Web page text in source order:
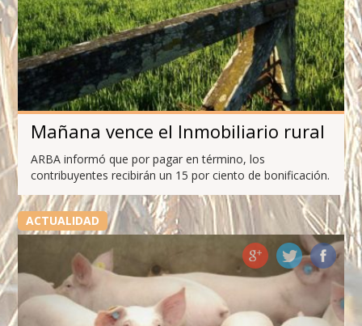
Mañana vence el Inmobiliario rural
ARBA informó que por pagar en término, los
contribuyentes recibirán un 15 por ciento de bonificación.
ACTUALIDAD